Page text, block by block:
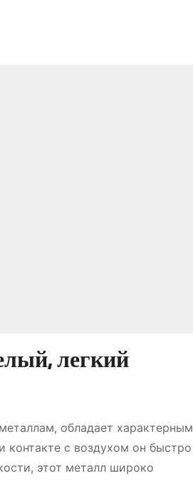
легкий
обладает характерным
контакте с воздухом он быстро
этот металл широко